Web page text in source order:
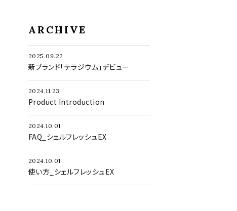
ARCHIVE
2025.09.22
新ブランド「テラジウム」デビュー
2024.11.23
Product Introduction
2024.10.01
FAQ_シェルフレッシュEX
2024.10.01
使い方_シェルフレッシュEX